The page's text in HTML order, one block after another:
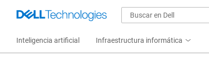
Inteligencia artificial Infraestructura informática